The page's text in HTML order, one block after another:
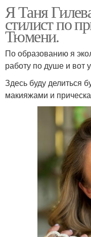
Я Таня
стилист по
Тюмени.
По образованию я
работу по душе и вот
Здесь буду делиться
макияжами и